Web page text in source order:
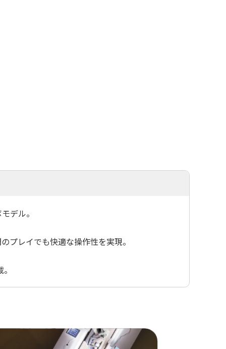
デル。
プレイでも快適な操作性を実現。